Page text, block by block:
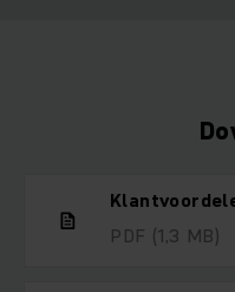
PDF (1,3 MB)